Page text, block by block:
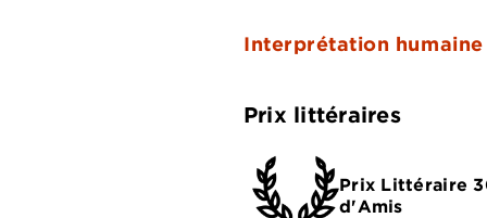
Interprétation humaine
Prix littéraires
Prix Littéraire
d'Amis